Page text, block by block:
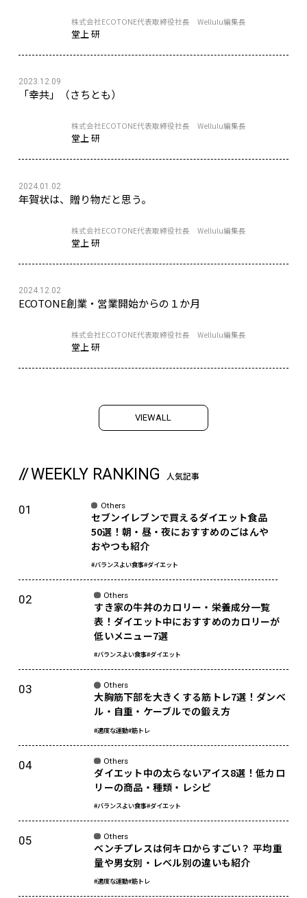
株式会社ECOTONE代表取締役社長 Wellulu編集長
堂上 研
2023.12.09
「幸共」（さちとも）
株式会社ECOTONE代表取締役社長 Wellulu編集長
堂上 研
2024.01.02
年賀状は、贈り物だと思う。
株式会社ECOTONE代表取締役社長 Wellulu編集長
堂上 研
2024.12.02
ECOTONE創業・営業開始からの１か月
株式会社ECOTONE代表取締役社長 Wellulu編集長
堂上 研
VIEWALL
WEEKLY RANKING 人気記事
Others
セブンイレブンで買えるダイエット食品
50選！朝・昼・夜におすすめのごはんや
おやつも紹介
#バランスよい食事#ダイエット
Others
すき家の牛丼のカロリー・栄養成分一覧
表！ダイエット中におすすめのカロリーが
低いメニュー7選
#バランスよい食事#ダイエット
Others
大胸筋下部を大きくする筋トレ7選！ダンベ
ル・自重・ケーブルでの鍛え方
#適度な運動#筋トレ
Others
ダイエット中の太らないアイス8選！低カロ
リーの商品・種類・レシピ
#バランスよい食事#ダイエット
Others
ベンチプレスは何キロからすごい？ 平均重
量や男女別・レベル別の違いも紹介
#適度な運動#筋トレ